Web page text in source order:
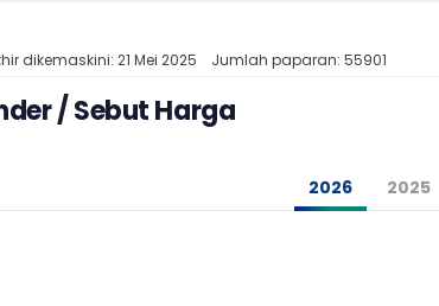
dikemaskini: 21 Mei 2025 Jumlah paparan: 55901
/ Sebut Harga
2026 2025